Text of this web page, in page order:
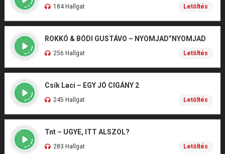
184 Hallgat Letöltés
ROKKÓ & BÓDI GUSTÁVO – NYOMJAD”NYOMJAD
256 Hallgat Letöltés
Csík Laci – EGY JÓ CIGÁNY 2
245 Hallgat Letöltés
Tnt – UGYE, ITT ALSZOL?
283 Hallgat Letöltés